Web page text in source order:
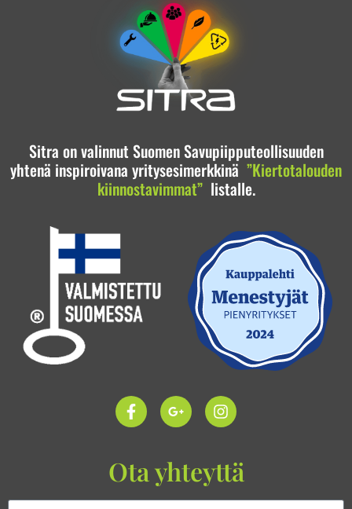
Sitra on valinnut Suomen Savupiipputeollisuuden
yhtenä inspiroivana yritysesimerkkinä ”Kiertotalouden
kiinnostavimmat”listalle.
Ota yhteyttä